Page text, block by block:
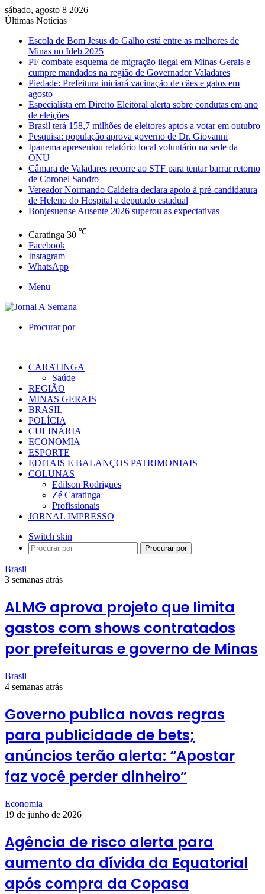
sábado, agosto 8 2026
Últimas Notícias
Escola de Bom Jesus do Galho está entre as melhores de
Minas no Ideb 2025
PF combate esquema de migração ilegal em Minas Gerais e
cumpre mandados na região de Governador Valadares
Piedade: Prefeitura iniciará vacinação de cães e gatos em
agosto
Especialista em Direito Eleitoral alerta sobre condutas em ano
de eleições
Brasil terá 158,7 milhões de eleitores aptos a votar em outubro
Pesquisa: população aprova governo de Dr. Giovanni
Ipanema apresentou relatório local voluntário na sede da
ONU
Câmara de Valadares recorre ao STF para tentar barrar retorno
de Coronel Sandro
Vereador Normando Caldeira declara apoio à pré-candidatura
de Heleno do Hospital a deputado estadual
Bonjesuense Ausente 2026 superou as expectativas
Caratinga 30 ℃
Facebook
Instagram
WhatsApp
Menu
Procurar por
CARATINGA
Saúde
REGIÃO
MINAS GERAIS
BRASIL
POLÍCIA
CULINÁRIA
ECONOMIA
ESPORTE
EDITAIS E BALANÇOS PATRIMONIAIS
COLUNAS
Edilson Rodrigues
Zé Caratinga
Profissionais
JORNAL IMPRESSO
Switch skin
Procurar por
Brasil
3 semanas atrás
ALMG aprova projeto que limita
gastos com shows contratados
por prefeituras e governo de Minas
Brasil
4 semanas atrás
Governo publica novas regras
para publicidade de bets;
anúncios terão alerta: “Apostar
faz você perder dinheiro”
Economia
19 de junho de 2026
Agência de risco alerta para
aumento da dívida da Equatorial
após compra da Copasa